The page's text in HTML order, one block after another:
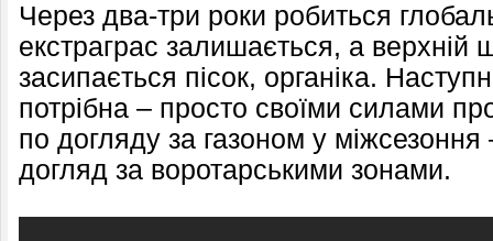
Через два-три роки робиться
екстраграс залишається, а верхній
засипається пісок, органіка.
потрібна – просто своїми силами
по догляду за газоном у міжсезоння
догляд за воротарськими зонами.